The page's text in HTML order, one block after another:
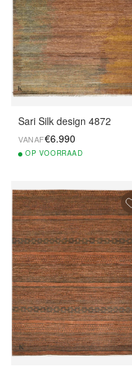
Sari Silk design 4872
VANAF€6.990
OP VOORRAAD